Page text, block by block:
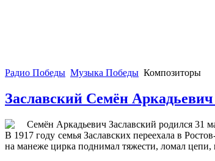
Радио Победы Музыка Победы Композиторы
Заславский Семён
Семён Аркадьевич Заславский родился 31
В 1917 году семья Заславских переехала в
на манеже цирка поднимал тяжести, ломал цепи,